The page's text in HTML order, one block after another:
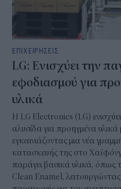
ΕΠΙΧΕΙΡΗΣΕΙΣ
LG: Ενισχύει την
εφοδιασμού για
υλικά
Η LG Electronics (LG)
αλυσίδα για προηγμένα
εγκαινιάζοντας μια νέα
κατασκευής της στο
παράγει βασικά υλικά,
Clean Enamel,